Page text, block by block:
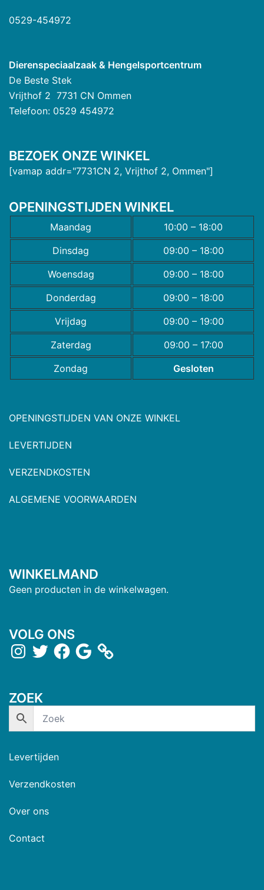
0529-454972
Dierenspeciaalzaak & Hengelsportcentrum
De Beste Stek
Vrijthof 2 7731 CN Ommen
Telefoon: 0529 454972
BEZOEK ONZE WINKEL
[vamap addr="7731CN 2, Vrijthof 2, Ommen"]
OPENINGSTIJDEN WINKEL
Maandag
10:00 – 18:00
Dinsdag
09:00 – 18:00
Woensdag
09:00 – 18:00
Donderdag
09:00 – 18:00
Vrijdag
09:00 – 19:00
Zaterdag
09:00 – 17:00
Zondag
Gesloten
OPENINGSTIJDEN VAN ONZE WINKEL
LEVERTIJDEN
VERZENDKOSTEN
ALGEMENE VOORWAARDEN
WINKELMAND
Geen producten in de winkelwagen.
VOLG ONS
ZOEK
Levertijden
Verzendkosten
Over ons
Contact